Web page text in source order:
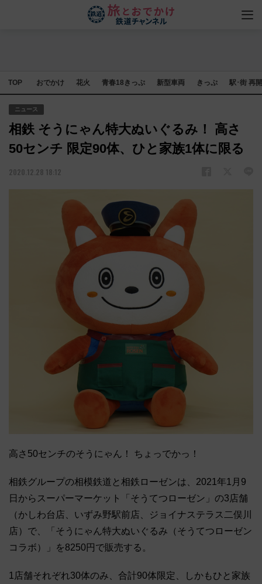
TOP おでかけ 花火 青春18きっぷ 新型車両 きっぷ 駅･街 再
ニュース
相鉄 そうにゃん特大ぬいぐるみ！ 高さ
50センチ 限定90体、ひと家族1体に限る
2020.12.28 18:12
高さ50センチのそうにゃん！ ちょっでかっ！
相鉄グループの相模鉄道と相鉄ローゼンは、2021年1月9
日からスーパーマーケット「そうてつローゼン」の3店舗
（かしわ台店、いずみ野駅前店、ジョイナステラス二俣川
店）で、「そうにゃん特大ぬいぐるみ（そうてつローゼン
コラボ）」を8250円で販売する。
1店舗それぞれ30体のみ、合計90体限定、しかもひと家族